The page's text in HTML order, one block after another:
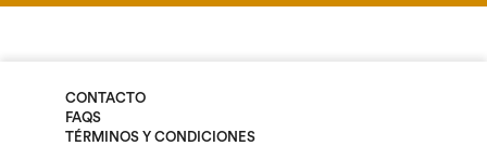
CONTACTO
FAQS
TÉRMINOS Y CONDICIONES